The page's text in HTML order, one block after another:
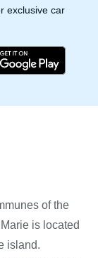
exclusive car
of the
is located
island.